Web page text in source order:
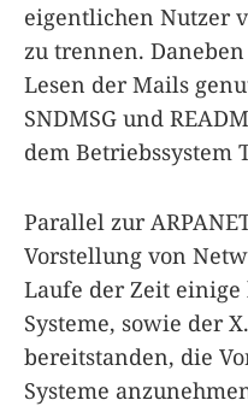
eigentlichen Nutzer
zu trennen.
Lesen der Mails
SNDMSG und
dem Betriebssystem
Parallel zur
Vorstellung von
Laufe der Zeit
Systeme, sowie der
bereitstanden, die
Systeme